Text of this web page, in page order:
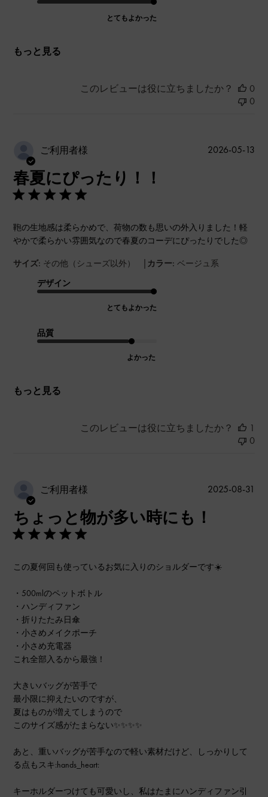
とてもよかった
もっと見る
このレビューは役に立ちましたか？
0
0
ご利用者様
春夏にぴったり！！
鞄の生地感は柔らかめで、荷物の数も思いの外入りました！軽
やかで柔らかい雰囲気なので春夏のコーデにぴったりでした◎
サイズ: その他（シューズ以外） | カラー: ベージュ系
デザイン
とてもよかった
品質
よかった
もっと見る
公
2026-05-13
このレビューは役に立ちましたか？
1
0
ご利用者様
ちょっと物が多い時にも！
この夏何回も使っているお気に入りのショルダーです☀️
・500mlのペットボトル
・ハンディファン
・折りたたみ日傘
・小さめメイクポーチ
・小さめ充電器
これ全部入るから最強！
大きいバッグが苦手で
最小限に抑えたいのですが、
夏はものが増えてしまうので
このサイズ感がたまらない✨✨✨✨
あと、重いバッグが苦手なので軽い素材だけど、しっかりして
る点もスキ:hands_heart:
キーホルダーつけても可愛いし、私はたまにハンディファン引
2025-08-31